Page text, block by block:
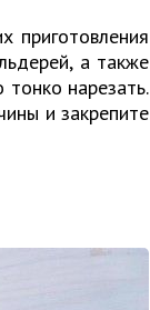
приготовления
а также
нарезать.
и закрепите